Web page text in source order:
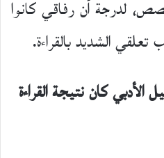
لدرجة أن رفاقي كانوا
الشديد بالقراءة.
كان نتيجة القراءة